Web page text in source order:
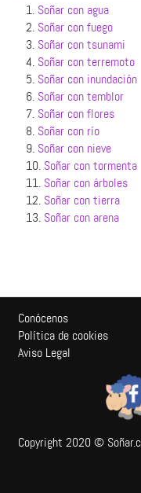
1. Soñar con agua
2. Soñar con fuego
3. Soñar con tsunami
4. Soñar con terremoto
5. Soñar con inundación
6. Soñar con temblor
7. Soñar con flores
8. Soñar con río
9. Soñar con nieve
10. Soñar con tormenta
11. Soñar con árboles
12. Soñar con tierra
13. Soñar con arena
Conócenos
Política de cookies
Aviso Legal
Copyright 2020 ©